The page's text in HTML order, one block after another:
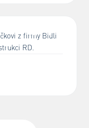
z firmy Bidli
RD.